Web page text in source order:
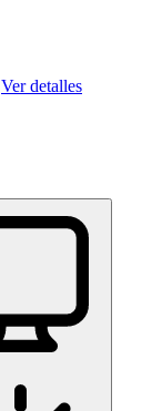
Ver detalles